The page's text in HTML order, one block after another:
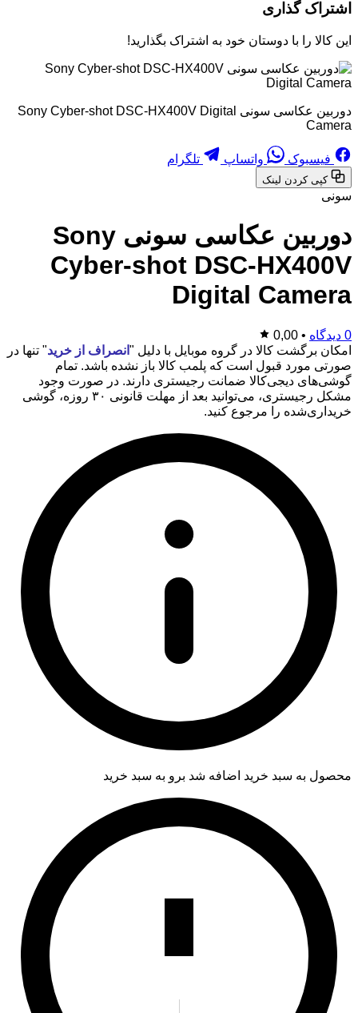
اشتراک گذاری
این کالا را با دوستان خود به اشتراک بگذارید!
دوربین عکاسی سونی Sony Cyber-shot DSC-HX400V Digital
Camera
فیسبوک واتساپ تلگرام
کپی کردن لینک
سونی
دوربین عکاسی سونی Sony
Cyber-shot DSC-HX400V
Digital Camera
0 دیدگاه •
0,00
امکان برگشت کالا در گروه موبایل با دلیل " انصراف از خرید" تنها در
صورتی مورد قبول است که پلمب کالا باز نشده باشد. تمام
گوشی‌های دیجی‌کالا ضمانت رجیستری دارند. در صورت وجود
مشکل رجیستری، می‌توانید بعد از مهلت قانونی ۳۰ روزه، گوشی
خریداری‌شده را مرجوع کنید.
محصول به سبد خرید اضافه شد برو به سبد خرید